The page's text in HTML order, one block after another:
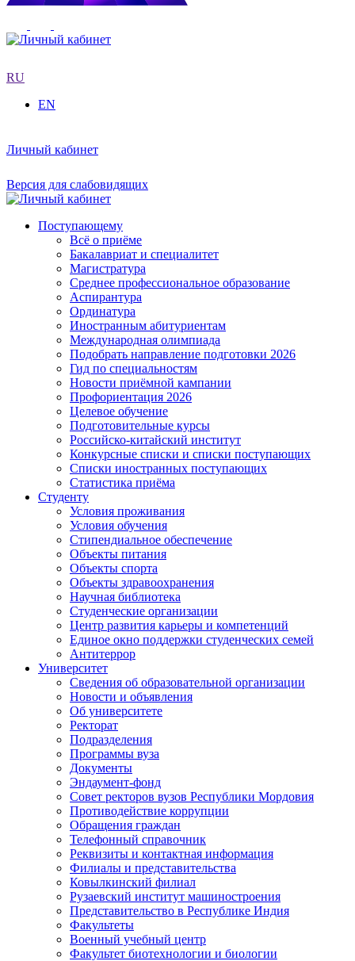
RU
EN
Личный кабинет
Версия для слабовидящих
Поступающему
Всё о приёме
Бакалавриат и специалитет
Магистратура
Среднее профессиональное образование
Аспирантура
Ординатура
Иностранным абитуриентам
Международная олимпиада
Подобрать направление подготовки 2026
Гид по специальностям
Новости приёмной кампании
Профориентация 2026
Целевое обучение
Подготовительные курсы
Российско-китайский институт
Конкурсные списки и списки поступающих
Списки иностранных поступающих
Статистика приёма
Студенту
Условия проживания
Условия обучения
Стипендиальное обеспечение
Объекты питания
Объекты спорта
Объекты здравоохранения
Научная библиотека
Студенческие организации
Центр развития карьеры и компетенций
Единое окно поддержки студенческих семей
Антитеррор
Университет
Сведения об образовательной организации
Новости и объявления
Об университете
Ректорат
Подразделения
Программы вуза
Документы
Эндаумент-фонд
Совет ректоров вузов Республики Мордовия
Противодействие коррупции
Обращения граждан
Телефонный справочник
Реквизиты и контактная информация
Филиалы и представительства
Ковылкинский филиал
Рузаевский институт машиностроения
Представительство в Республике Индия
Факультеты
Военный учебный центр
Факультет биотехнологии и биологии